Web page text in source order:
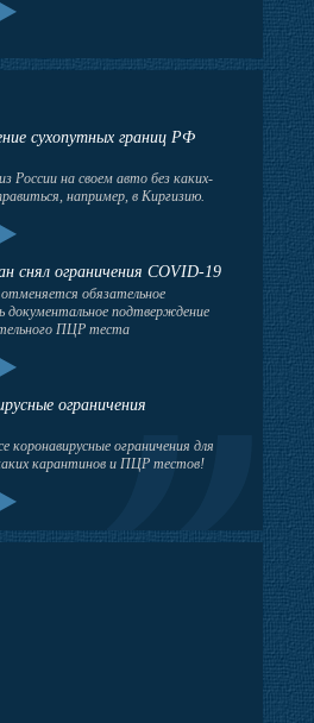
сухопутных границ РФ
России на своем авто без каких-
например, в Киргизию.
снял ограничения COVID-19
обязательное
документальное подтверждение
ПЦР теста
ограничения
ограничения для
карантинов и ПЦР тестов!